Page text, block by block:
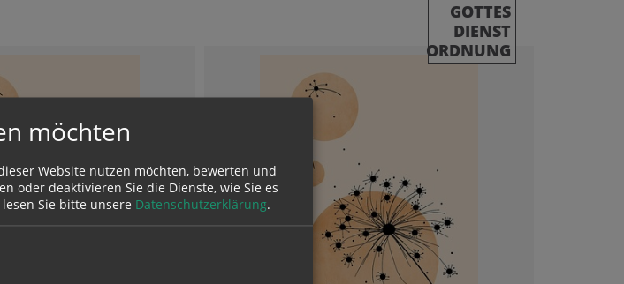
GOTTES
DIENST
ORDNUNG
möchten
Website nutzen möchten, bewerten und
oder deaktivieren Sie die Dienste, wie Sie es
Sie bitte unsere Datenschutzerklärung.